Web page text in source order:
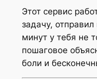
Этот сервис
задачу,
минут у тебя не
пошаговое
боли и